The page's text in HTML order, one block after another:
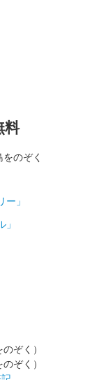
料
のぞく
」
ぞく）
ぞく）